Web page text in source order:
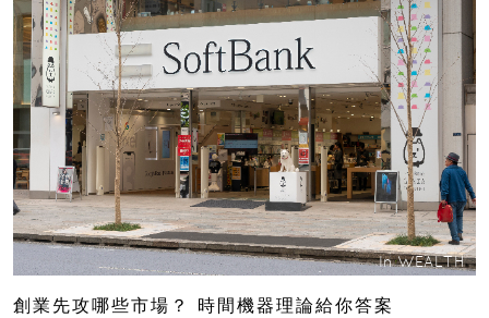
In WEALTH
創業先攻哪些市場？ 時間機器理論給你答案